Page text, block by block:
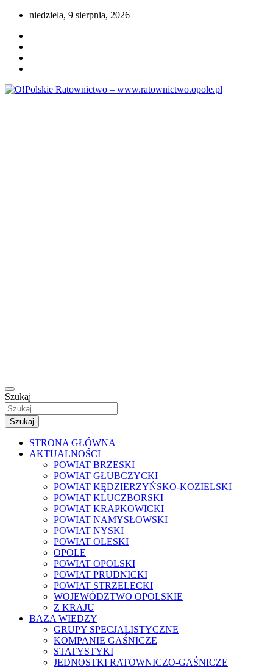
Przejdź
treści
niedziela, 9 sierpnia, 2026
Szukaj
Szukaj
STRONA GŁÓWNA
AKTUALNOŚCI
POWIAT BRZESKI
POWIAT GŁUBCZYCKI
POWIAT KĘDZIERZYŃSKO-KOZIELSKI
POWIAT KLUCZBORSKI
POWIAT KRAPKOWICKI
POWIAT NAMYSŁOWSKI
POWIAT NYSKI
POWIAT OLESKI
OPOLE
POWIAT OPOLSKI
POWIAT PRUDNICKI
POWIAT STRZELECKI
WOJEWÓDZTWO OPOLSKIE
Z KRAJU
BAZA WIEDZY
GRUPY SPECJALISTYCZNE
KOMPANIE GAŚNICZE
STATYSTYKI
JEDNOSTKI RATOWNICZO-GAŚNICZE